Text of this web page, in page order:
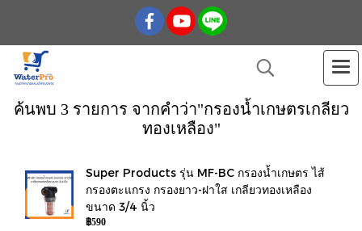
ค้นพบ 3 รายการ จากคำว่า"กรองน้ำเกษตรเกลียว
ทองเหลือง"
Super Products รุ่น MF-BC กรองน้ำเกษตร ไส้
กรองตะแกรง กรองยาว-ฝาใส เกลียวทองเหลือง
ขนาด 3/4 นิ้ว
฿590